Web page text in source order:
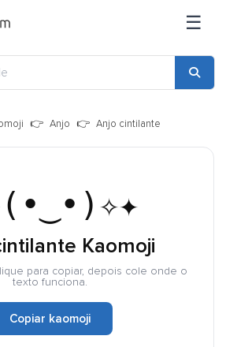
☰
Anjo Anjo cintilante
Kaomoji
para copiar, depois cole onde o
texto funciona.
Copiar kaomoji